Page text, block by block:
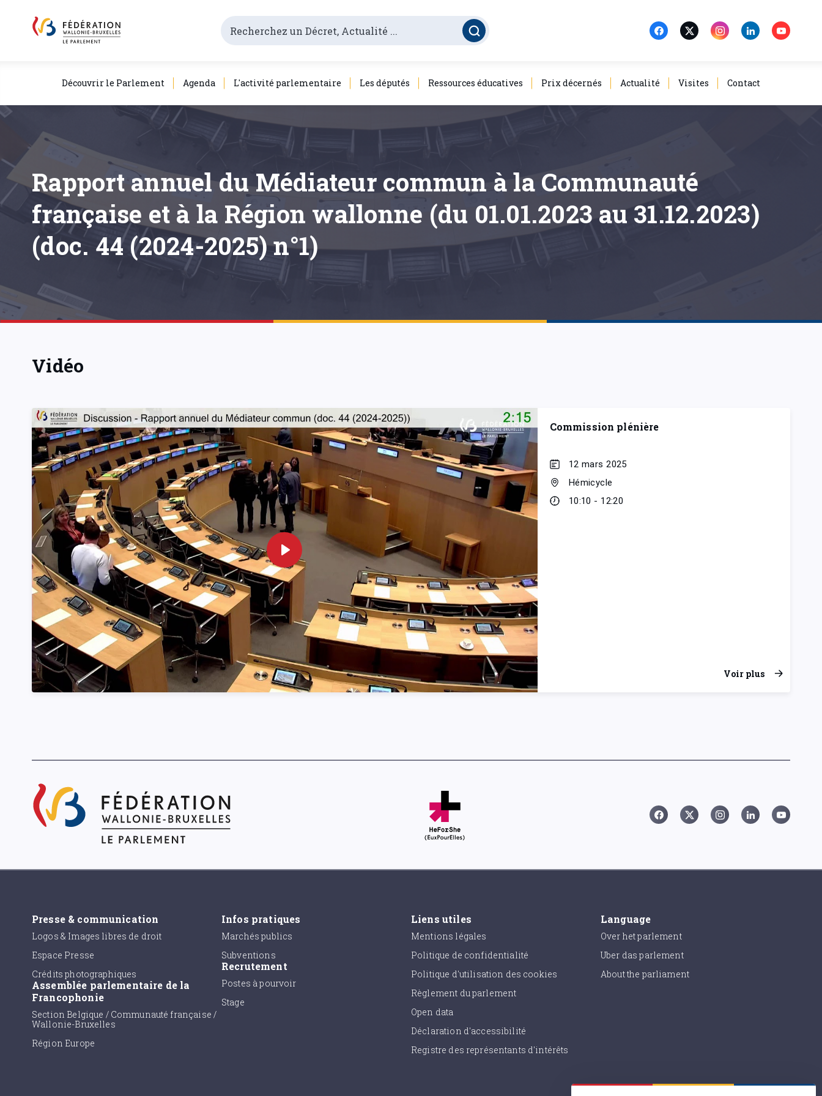
Découvrir le Parlement Agenda L'activité parlementaire Les députés Ressources éducatives Prix décernés Actualité Visites Contact
Rapport annuel du Médiateur commun à la Communauté
française et à la Région wallonne (du 01.01.2023 au 31.12.2023)
(doc. 44 (2024-2025) n°1)
Vidéo
Commission plénière
12 mars 2025
Hémicycle
10:10 - 12:20
Voir plus
Presse & communication
Logos & Images libres de droit
Espace Presse
Crédits photographiques
Assemblée parlementaire de la
Francophonie
Section Belgique / Communauté française /
Wallonie-Bruxelles
Région Europe
Infos pratiques
Marchés publics
Subventions
Recrutement
Postes à pourvoir
Stage
Liens utiles
Mentions légales
Politique de confidentialité
Politique d'utilisation des cookies
Règlement du parlement
Open data
Déclaration d'accessibilité
Registre des représentants d'intérêts
Language
Over het parlement
Uber das parlement
About the parliament